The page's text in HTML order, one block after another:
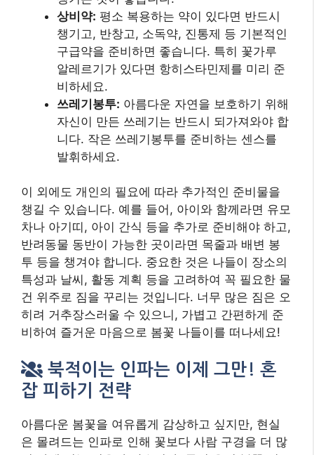
챙길 수 있습니다. 예를 들어, 아이와 함께라면 유모
차나 아기띠, 아이 간식 등을 추가로 준비해야 하고,
반려동물 동반이 가능한 곳이라면 목줄과 배변 봉
투 등을 챙겨야 합니다. 중요한 것은 나들이 장소의
특성과 날씨, 활동 계획 등을 고려하여 꼭 필요한 물
건 위주로 짐을 꾸리는 것입니다. 너무 많은 짐은 오
히려 거추장스러울 수 있으니, 가볍고 간편하게 준
비하여 즐거운 마음으로 봄꽃 나들이를 떠나세요!
북적이는 인파는 이제 그만! 혼
잡 피하기 전략
아름다운 봄꽃을 여유롭게 감상하고 싶지만, 현실
은 몰려드는 인파로 인해 꽃보다 사람 구경을 더 많
이 하게 되는 경우가 많습니다. 특히 유명 봄꽃 명소
나 축제 기간 중 주말에는 발 디딜 틈 없이 붐비기
일쑤죠. 하지만 몇 가지 전략만 잘 활용하면 비교적
한적하게 봄꽃을 즐길 수 있습니다. 가장 기본적인
방법은 평일을 이용 하는 것입니다. 주말에 비해 방
찍을 수 있습니다. 가능하다면 연차나 월차를 활용
하여 평일 나들이를 계획해 보세요.
주말에 방문해야 한다면
이른 아침 시간이나 늦은
오후 시간 을 노리는 것이 좋습니다. 대부분의 사람
들은 점심시간 전후로 가장 많이 몰리는 경향이 있